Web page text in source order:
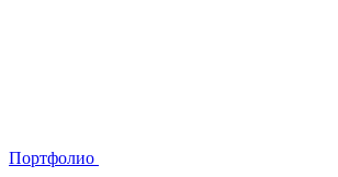
Портфолио